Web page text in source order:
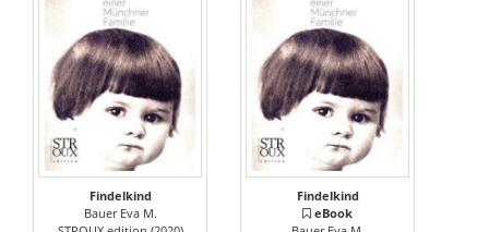
Findelkind
Bauer Eva M.
Findelkind
eBook